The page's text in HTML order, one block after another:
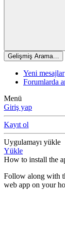
Gelişmiş Arama…
Yeni mesajlar
Forumlarda
Menü
Giriş yap
Kayıt ol
Uygulamayı yükle
Yükle
How to install the
Follow along with
web app on your